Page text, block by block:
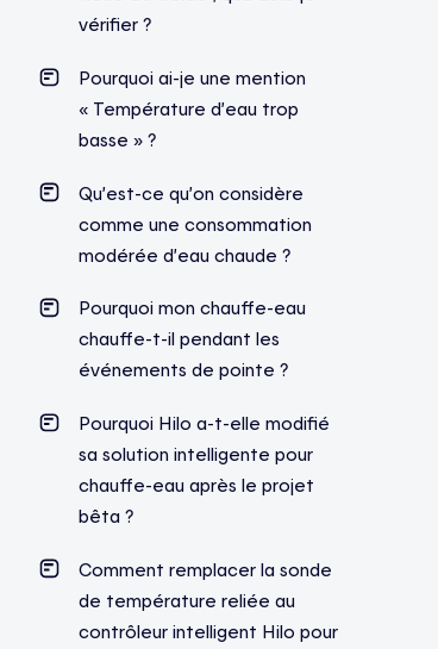
vérifier ?
Pourquoi ai-je une mention
« Température d’eau trop
basse » ?
Qu’est-ce qu’on considère
comme une consommation
modérée d’eau chaude ?
Pourquoi mon chauffe-eau
chauffe-t-il pendant les
événements de pointe ?
Pourquoi Hilo a-t-elle modifié
sa solution intelligente pour
chauffe-eau après le projet
bêta ?
Comment remplacer la sonde
de température reliée au
contrôleur intelligent Hilo pour